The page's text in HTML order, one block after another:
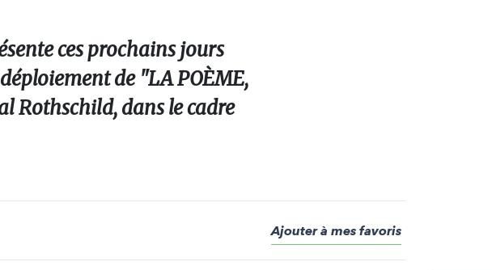
ces prochains jours
de "LA POÈME,
Rothschild, dans le cadre
Ajouter à mes favoris